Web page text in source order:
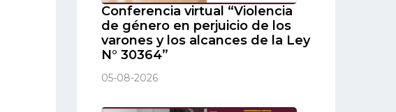
Conferencia virtual “Violencia
de género en perjuicio de los
varones y los alcances de la Ley
N° 30364”
05-08-2026